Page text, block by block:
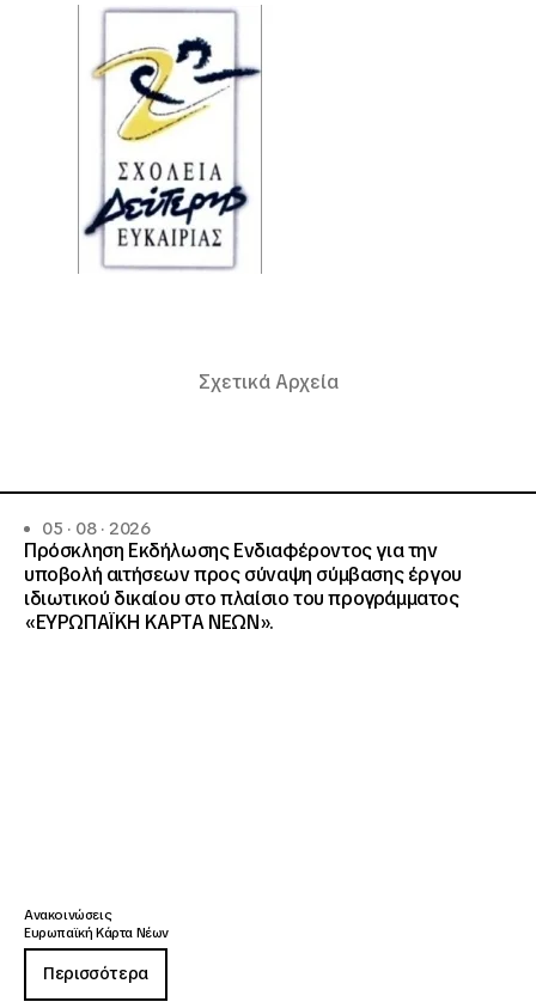
Σχετικά Αρχεία
05 · 08 · 2026
Πρόσκληση Εκδήλωσης Ενδιαφέροντος για την
υποβολή αιτήσεων προς σύναψη σύμβασης έργου
ιδιωτικού δικαίου στο πλαίσιο του προγράμματος
«ΕΥΡΩΠΑΪΚΗ ΚΑΡΤΑ ΝΕΩΝ».
Ανακοινώσεις
Ευρωπαϊκή Κάρτα Νέων
Περισσότερα